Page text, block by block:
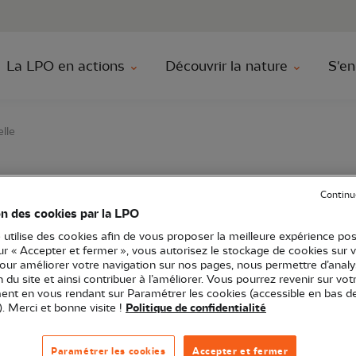
Aller à la
La LPO en actions Découvrir la nature
de la réserve
naturelles Sortie nature 85 - Vendée
des cookies par la LPO
utilise des cookies afin de vous proposer la meilleure expérience
« Accepter et fermer », vous autorisez le stockage de cookies sur
améliorer votre navigation sur nos pages, nous permettre
du site et ainsi contribuer à l’améliorer. Vous pourrez revenir sur
en vous rendant sur Paramétrer les cookies (accessible en bas
Merci et bonne visite ! Politique de confidentialité
Accepter et fermer
Paramétrer les cookies